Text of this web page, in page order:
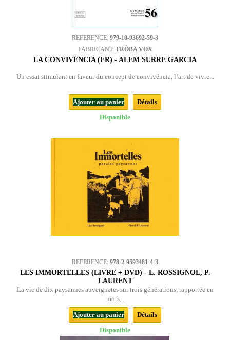
REFERENCE: 979-10-93692-59-3
FABRICANT: TRÒBA VOX
LA CONVIVÉNCIA (FR) - ALEM SURRE GARCIA
Un essai stimulant en faveur du concept de convivéncia, l’art de vivre...
Ajouter au panier
Détails
Disponible
REFERENCE: 978-2-9593481-4-3
LES IMMORTELLES (LIVRE + DVD) - L. ROSSIGNOL, P.
LAURENT
La vie de dix paysannes auvergnates sur trois générations, rapportée en
mots...
Ajouter au panier
Détails
Disponible